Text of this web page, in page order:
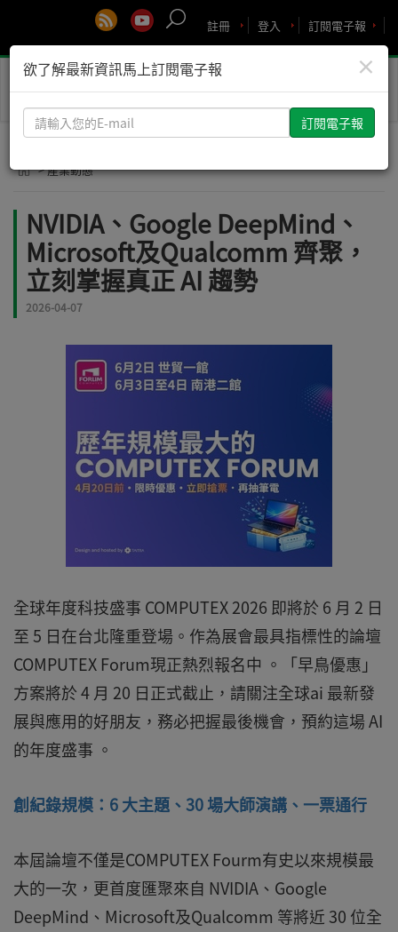
訂閱電子報
登入
註冊
Toggle
> 產業動態
NVIDIA、Google DeepMind、
Microsoft及Qualcomm 齊聚，
立刻掌握真正 AI 趨勢
2026-04-07
全球年度科技盛事 COMPUTEX 2026 即將於 6 月 2 日
至 5 日在台北隆重登場。作為展會最具指標性的論壇
COMPUTEX Forum現正熱烈報名中 。「早鳥優惠」
方案將於4月 20 日正式截止，請關注全球ai 最新發
展與應用的好朋友，務必把握最後機會，預約這場AI
的年度盛事 。
創紀錄規模： 6大主題、30場大師演講、一票通行
本屆論壇不僅是COMPUTEX Fourm有史以來規模最
大的一次，更首度匯聚來自 NVIDIA 、 Google
DeepMind 、 Microsoft及Qualcomm 等將近 30 位全
×
欲了解最新資訊馬上訂閱電子報
請
輸
您
E-
mail